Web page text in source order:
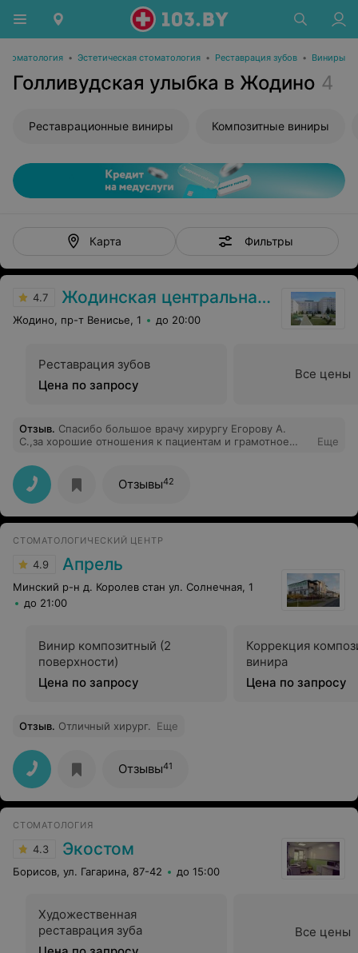
Стоматология • Эстетическая стоматология • Реставрация зубов • Виниры
Голливудская улыбка в Жодино 4
Реставрационные виниры Композитные виниры
Карта Фильтры
4.7 Жодинская центральная городская больница
Жодино, пр-т Венисье, 1 до 20:00
Реставрация зубов
Цена по запросу
Все цены
Отзыв. Спасибо большое врачу хирургу Егорову А.
С.,за хорошие отношения к пациентам и грамотное
отделения большое спасибо.
Еще
Отзывы42
СТОМАТОЛОГИЧЕСКИЙ ЦЕНТР
4.9 Апрель
Минский р-н д. Королев стан ул. Солнечная, 1
до 21:00
Винир композитный (2
поверхности)
Цена по запросу
Коррекция
винира
Цена по запросу
Отзыв. Отличный хирург. Еще
Отзывы41
СТОМАТОЛОГИЯ
4.3 Экостом
Борисов, ул. Гагарина, 87-42 до 15:00
Художественная
реставрация зуба
Все цены